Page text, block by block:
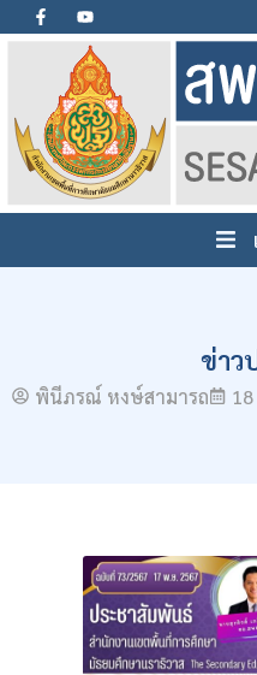
ข่าว
พินีภรณ์ หงษ์สามารถ